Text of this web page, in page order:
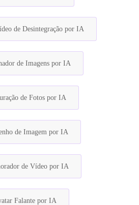
de Desintegração por IA
de Imagens por IA
de Fotos por IA
de Imagem por IA
de Vídeo por IA
Falante por IA